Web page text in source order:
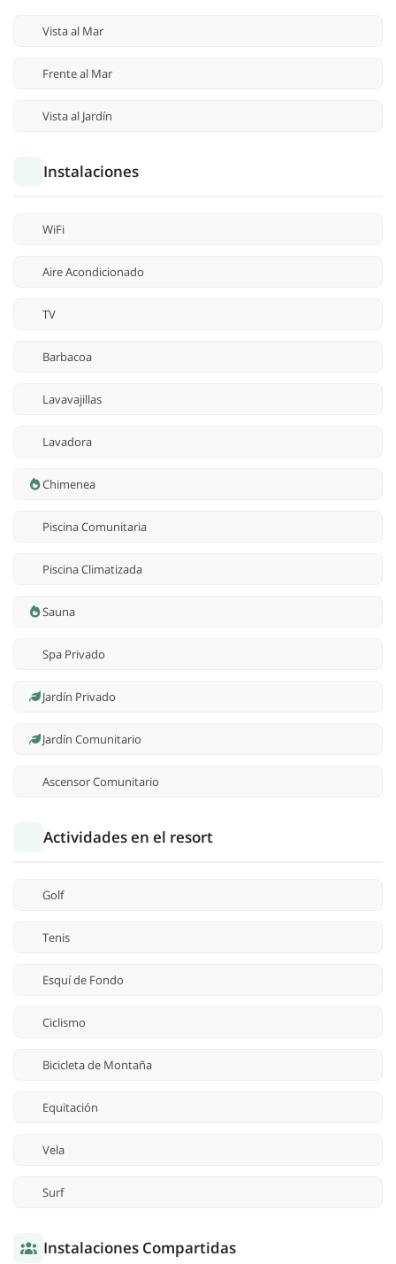
Vista al Mar
Frente al Mar
Vista al Jardín
Instalaciones
WiFi
Aire Acondicionado
TV
Barbacoa
Lavavajillas
Lavadora
Chimenea
Piscina Comunitaria
Piscina Climatizada
Sauna
Spa Privado
Jardín Privado
Jardín Comunitario
Ascensor Comunitario
Actividades en el resort
Golf
Tenis
Esquí de Fondo
Ciclismo
Bicicleta de Montaña
Equitación
Vela
Surf
Instalaciones Compartidas